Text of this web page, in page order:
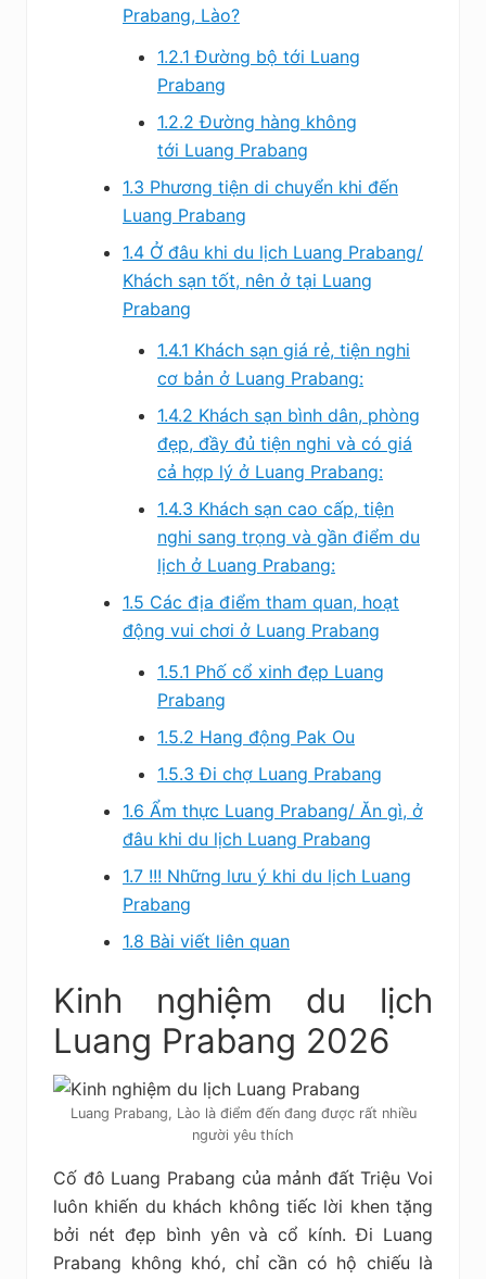
Prabang, Lào?
1.2.1 Đường bộ tới Luang
Prabang
1.2.2 Đường hàng không
tới Luang Prabang
1.3 Phương tiện di chuyển khi đến
Luang Prabang
1.4 Ở đâu khi du lịch Luang Prabang/
Khách sạn tốt, nên ở tại Luang
Prabang
1.4.1 Khách sạn giá rẻ, tiện nghi
cơ bản ở Luang Prabang:
1.4.2 Khách sạn bình dân, phòng
đẹp, đầy đủ tiện nghi và có giá
cả hợp lý ở Luang Prabang:
1.4.3 Khách sạn cao cấp, tiện
nghi sang trọng và gần điểm du
lịch ở Luang Prabang:
1.5 Các địa điểm tham quan, hoạt
động vui chơi ở Luang Prabang
1.5.1 Phố cổ xinh đẹp Luang
Prabang
1.5.2 Hang động Pak Ou
1.5.3 Đi chợ Luang Prabang
1.6 Ẩm thực Luang Prabang/ Ăn gì, ở
đâu khi du lịch Luang Prabang
1.7 !!! Những lưu ý khi du lịch Luang
Prabang
1.8 Bài viết liên quan
Kinh nghiệm du lịch
Luang Prabang 2026
Luang Prabang, Lào là điểm đến đang được rất nhiều
người yêu thích
Cố đô Luang Prabang của mảnh đất Triệu Voi
luôn khiến du khách không tiếc lời khen tặng
bởi nét đẹp bình yên và cổ kính. Đi Luang
Prabang không khó, chỉ cần có hộ chiếu là